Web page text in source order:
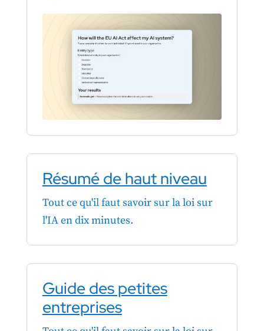
Résumé de haut niveau
Tout ce qu'il faut savoir sur la loi sur
l'IA en dix minutes.
Guide des petites
entreprises